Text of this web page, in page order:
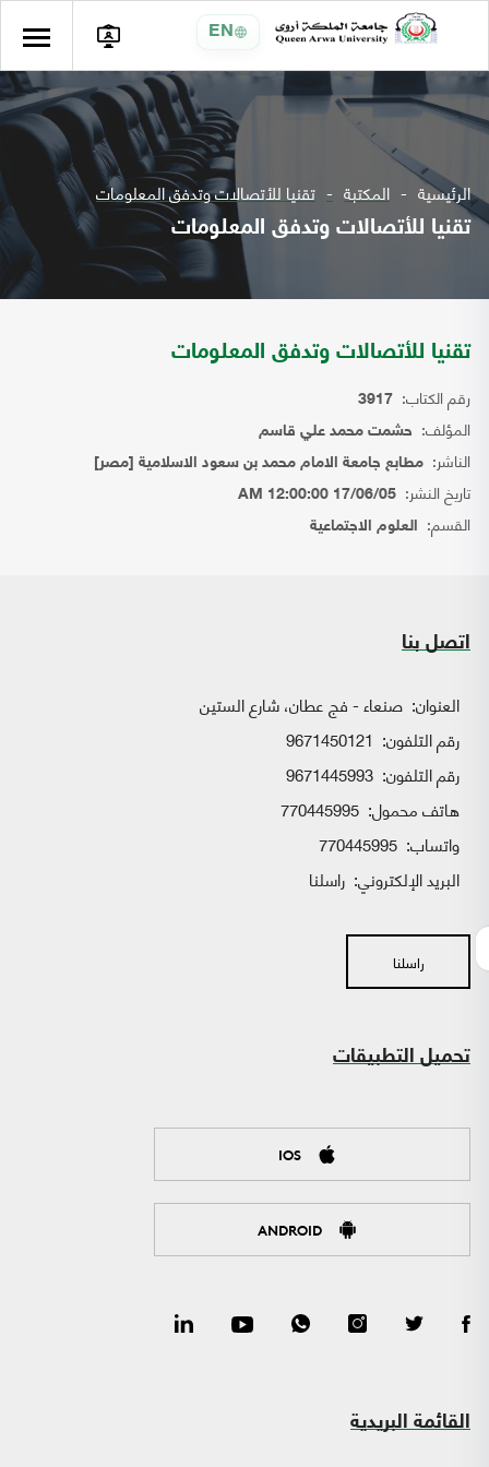
EN
الرئيسية المكتبة تقنيا للأتصالات وتدفق المعلومات
تقنيا للأتصالات وتدفق المعلومات
تقنيا للأتصالات وتدفق المعلومات
رقم الكتاب: 3917
المؤلف: حشمت محمد علي قاسم
الناشر: مطابع جامعة الامام محمد بن سعود الاسلامية [مصر]
تاريخ النشر: 17/06/05 12:00:00 AM
القسم: العلوم الاجتماعية
اتصل بنا
العنوان: صنعاء - فج عطان، شارع الستين
رقم التلفون: 9671450121
رقم التلفون: 9671445993
هاتف محمول: 770445995
واتساب:
البريد الإلكتروني: راسلنا
راسلنا
تحميل التطبيقات
IOS
ANDROID
القائمة البريدية